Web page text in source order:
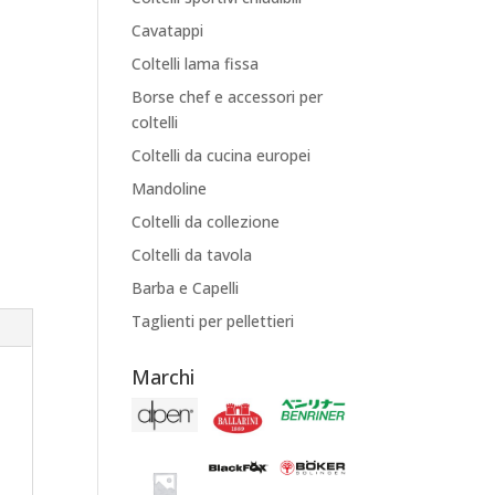
Cavatappi
Coltelli lama fissa
Borse chef e accessori per
coltelli
Coltelli da cucina europei
Mandoline
Coltelli da collezione
Coltelli da tavola
Barba e Capelli
Taglienti per pellettieri
Marchi